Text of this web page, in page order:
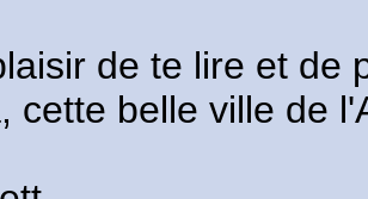
de te lire et de
cette belle ville de